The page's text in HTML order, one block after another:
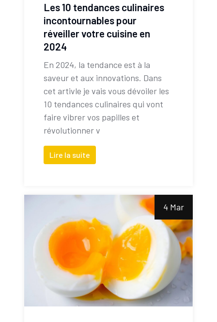
Les 10 tendances culinaires
incontournables pour
réveiller votre cuisine en
2024
En 2024, la tendance est à la
saveur et aux innovations. Dans
cet artivle je vais vous dévoiler les
10 tendances culinaires qui vont
faire vibrer vos papilles et
révolutionner v
Lire la suite
4 Mar